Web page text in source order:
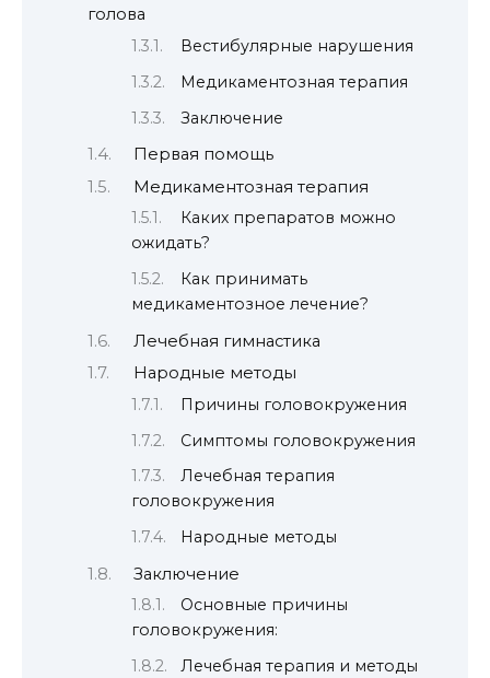
голова
Вестибулярные нарушения
Медикаментозная терапия
Заключение
Первая помощь
Медикаментозная терапия
Каких препаратов можно
ожидать?
Как принимать
медикаментозное лечение?
Лечебная гимнастика
Народные методы
Причины головокружения
Симптомы головокружения
Лечебная терапия
головокружения
Народные методы
Заключение
Основные причины
головокружения:
Лечебная терапия и методы